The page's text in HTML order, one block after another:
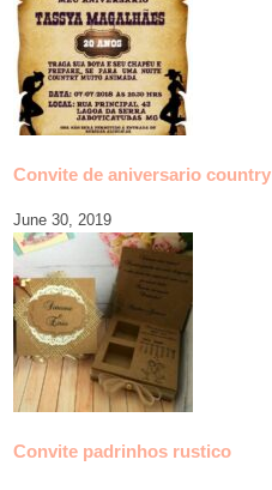
Convite de aniversario country
June 30, 2019
Convite padrinhos rustico